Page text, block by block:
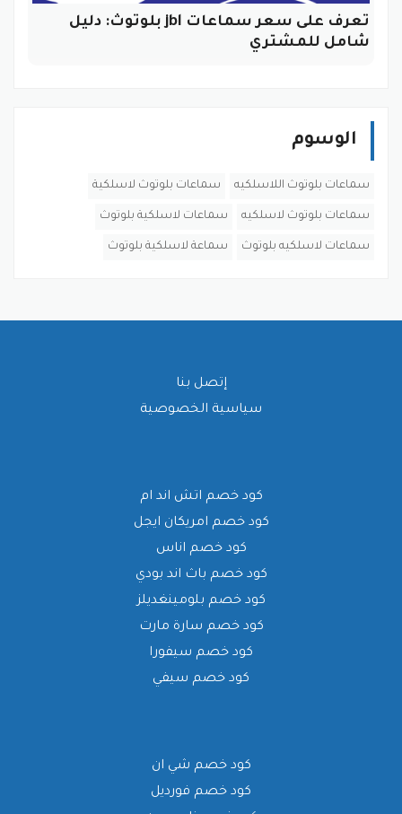
تعرف على سعر سماعات jbl بلوتوث: دليل
شامل للمشتري
الوسوم
سماعات بلوتوث اللاسلكيه سماعات بلوتوث لاسلكية
سماعات بلوتوث لاسلكيه سماعات لاسلكية بلوتوث
سماعات لاسلكيه بلوتوث سماعة لاسلكية بلوتوث
إتصل بنا
سياسية الخصوصية
كود خصم اتش اند ام
كود خصم امريكان ايجل
كود خصم اناس
كود خصم باث اند بودي
كود خصم بلومينغديلز
كود خصم سارة مارت
كود خصم سيفورا
كود خصم سيفي
كود خصم شي ان
كود خصم فورديل